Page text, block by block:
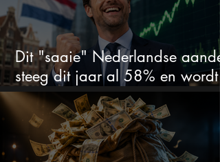
Dit "saaie" Nederlandse
steeg dit jaar al 58% en wordt
volgens analisten onderschat